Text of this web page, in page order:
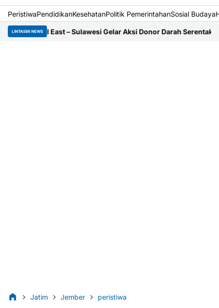
PeristiwaPendidikanKesehatanPolitik PemerintahanSosial Budaya
LINTAS86 NEWS
East – Sulawesi Gelar Aksi Donor Darah SerentakPMI
Jatim Jember peristiwa